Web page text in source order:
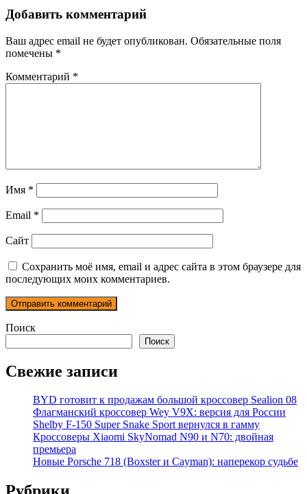
Добавить комментарий
Ваш адрес email не будет опубликован. Обязательные поля
помечены *
Комментарий *
Имя *
Email *
Сайт
Сохранить моё имя, email и адрес сайта в этом браузере для
последующих моих комментариев.
Поиск
Поиск
Свежие записи
BYD готовит к продажам большой кроссовер Sealion 08
Флагманский кроссовер Wey V9X: версия для России
Shelby F-150 Super Snake Sport вернулся в гамму
Кроссоверы Xiaomi SkyNomad N90 и N70: двойная
премьера
Новые Porsche 718 (Boxster и Cayman): наперекор судьбе